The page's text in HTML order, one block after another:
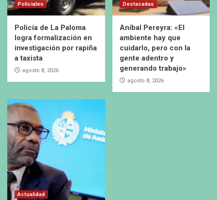
Policiales
Policía de La Paloma
logra formalización en
investigación por rapiña
a taxista
agosto 8, 2026
Destacadas
Aníbal Pereyra: «El
ambiente hay que
cuidarlo, pero con la
gente adentro y
generando trabajo»
agosto 8, 2026
Actualidad